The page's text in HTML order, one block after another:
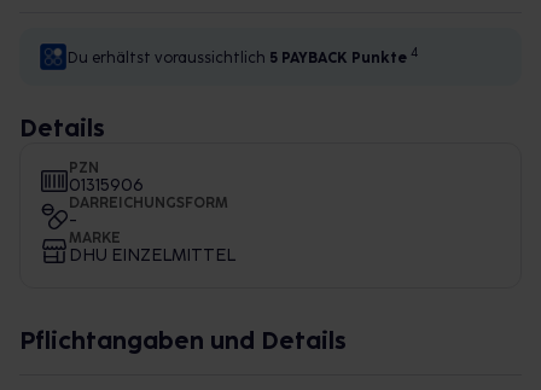
Du erhältst voraussichtlich 5 PAYBACK Punkte 4
Details
PZN
01315906
DARREICHUNGSFORM
-
MARKE
DHU EINZELMITTEL
Pflichtangaben und Details